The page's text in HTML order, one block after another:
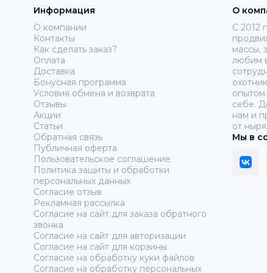
Информация
О компании
Контакты
Как сделать заказ?
Оплата
Доставка
Бонусная программа
Условия обмена и возврата
Отзывы
Акции
Статьи
Обратная связь
Публичная оферта
Пользовательское соглашение
Политика защиты и обработки
персональных данных
Согласие отзыв
Рекламная рассылка
Согласие на сайт для заказа обратного
звонка
Согласие на сайт для авторизации
Согласие на сайт для корзины
Согласие на обработку куки файлов
Согласие на обработку персональных
О
C 2012
массы,
любим
себе.
нам и
от
Мы в